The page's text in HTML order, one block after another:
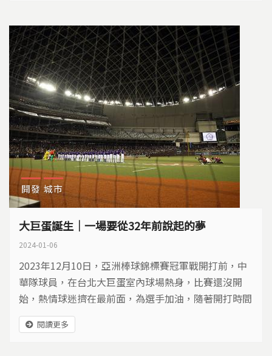
開發 城市
大巨蛋誕生｜一場要從32年前說起的夢
2024-01-06
2023年12月10日，亞洲棒球錦標賽冠軍戰開打前，中
華隊球員，在台北大巨蛋室內球場熱身，比賽還沒開
始，熱情球迷擠在最前面，為選手加油，隨著開打時間
接近，場內氣氛越來越熱鬧。台灣第一座室內棒球場，
第一場國際比賽的冠軍，即將誕生。台灣民眾期待32年
閱讀更多